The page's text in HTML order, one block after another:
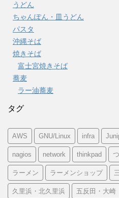
うどん
ちゃんぽん・皿うどん
パスタ
沖縄そば
焼きそば
富士宮焼きそば
蕎麦
ラー油蕎麦
タグ
AWS GNU/Linux infra
nagios network thinkpad
ラーメン ラーメンショップ
久里浜・北久里浜 五反田・大崎